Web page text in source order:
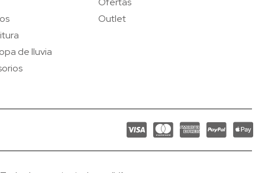
de lluvia
Outlet